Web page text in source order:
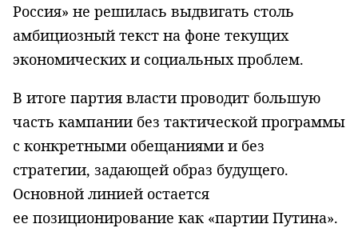
Россия» не решилась выдвигать столь
амбициозный текст на фоне текущих
экономических и социальных проблем.
В итоге партия власти проводит большую
часть кампании без тактической программы
с конкретными обещаниями и без
стратегии, задающей образ будущего.
Основной линией остается
ее позиционирование как «партии Путина».